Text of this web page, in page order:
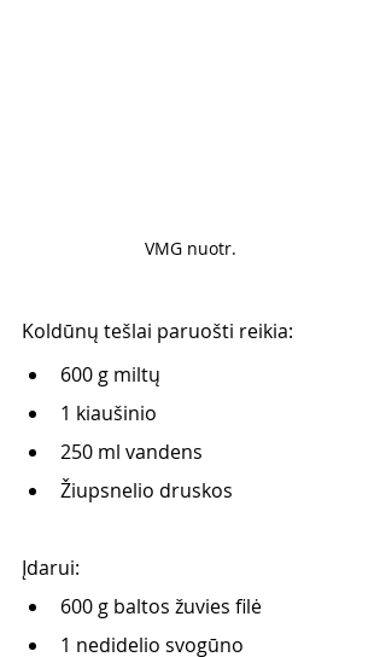
VMG nuotr.
Koldūnų tešlai paruošti reikia:
600 g miltų
1 kiaušinio
250 ml vandens
Žiupsnelio druskos
Įdarui:
600 g baltos žuvies filė
1 nedidelio svogūno